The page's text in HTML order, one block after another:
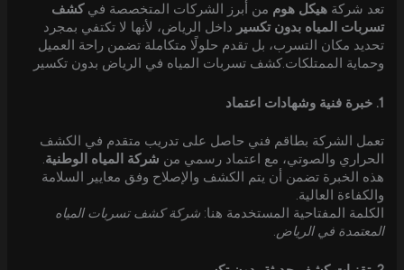
تعد شركةهيكل هوم من أبرز الشركات المتخصصة فيكشف
تسربات المياه بدون تكسير داخل الرياض، لأنها لا تكتفي بمجرد
تحديد مكان التسرب، بل تقدم حلولًا متكاملة تضمن راحة العميل
وحماية الممتلكات.كشف تسربات المياه في الرياض بدون تكسير
1. خبرة فنية وشهادات اعتماد
تعمل الشركة بطاقم فني حاصل على تدريب متقدم في الكشف
الحراري والصوتي، مع اعتماد رسمي من شركة المياه الوطنية
هذه الخبرة تضمن أن يتم الكشف والإصلاح وفق معايير السلامة
والكفاءة العالية.
الكلمة المفتاحية المستخدمة هنا:شركة كشف تسربات المياه
المعتمدة في الرياض